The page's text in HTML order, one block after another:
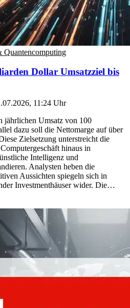
Quantencomputing
Dollar Umsatzziel bis
11:24 Uhr
jährlichen Umsatz von 100
dazu soll die Nettomarge auf über
Zielsetzung unterstreicht die
hinaus in
Intelligenz und
Analysten heben die
Aussichten spiegeln sich in
Investmenthäuser wider. Die…